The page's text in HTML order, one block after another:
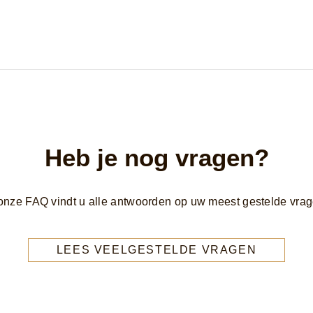
Heb je nog vragen?
FAQ vindt u alle antwoorden op uw meest gestelde
LEES VEELGESTELDE VRAGEN